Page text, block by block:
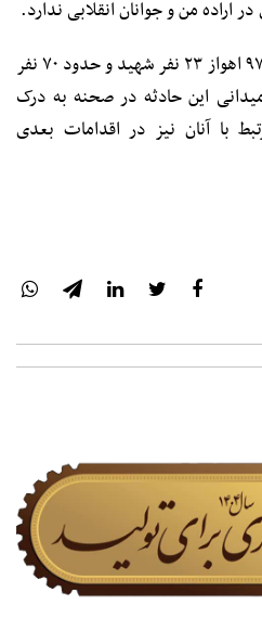
اراده من و جوانان انقلابی ندارد.
در اقدام تروریستی ۳۱ شهریور ۹۷ اهواز ۲۳ نفر شهید و حدود ۷۰ نفر
و همه ۶ عامل میدانی این حادثه در صحنه به درک
با آنان نیز در اقدامات بعدی